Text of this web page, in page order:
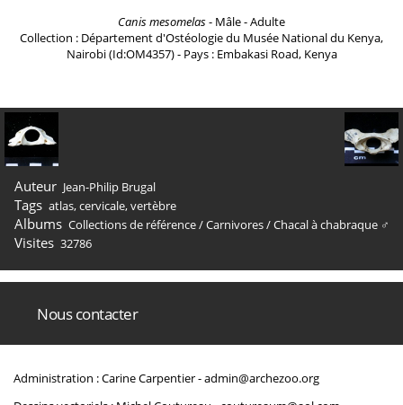
Canis mesomelas- Mâle - Adulte
Collection : Département d'Ostéologie du Musée National du Kenya,
Nairobi (Id:OM4357) - Pays : Embakasi Road, Kenya
Auteur Jean-Philip Brugal
Tags atlas,cervicale,vertèbre
Albums Collections de référence/Carnivores/Chacal à chabraque ♂
Visites 32786
Nous contacter
Administration : Carine Carpentier -admin@archezoo.org